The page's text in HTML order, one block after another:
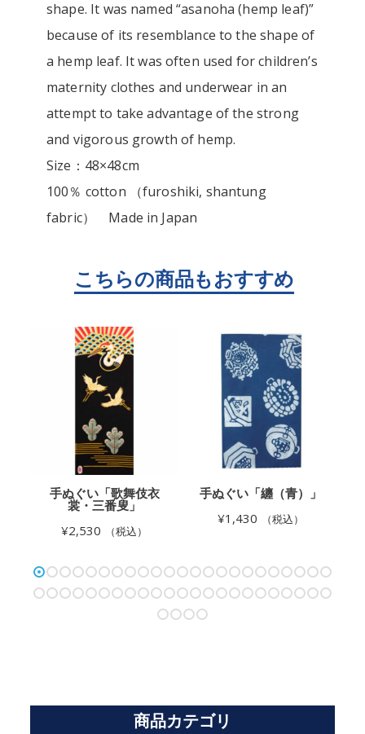
shape. It was named “asanoha (hemp leaf)”
because of its resemblance to the shape of
a hemp leaf. It was often used for children’s
maternity clothes and underwear in an
attempt to take advantage of the strong
and vigorous growth of hemp.
Size：48×48cm
100％ cotton （furoshiki, shantung
fabric） Made in Japan
手ぬぐい「歌舞伎衣
裳・三番叟」
¥2,530 （税込）
手ぬぐい「纏（青）」
¥1,430 （税込）
商品カテゴリ